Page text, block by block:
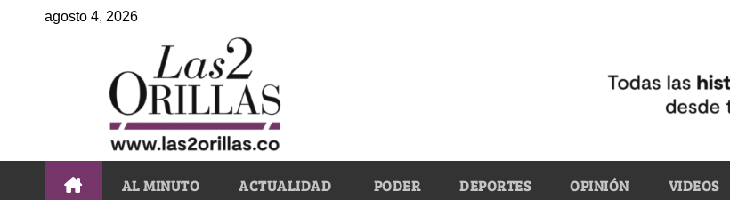
agosto 4, 2026
AL MINUTO ACTUALIDAD PODER DEPORTES OPINIÓN VIDEOS